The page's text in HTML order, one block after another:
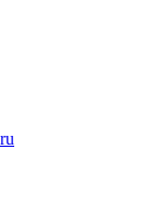
Wetlands
Wetlands
Dörfer)
Wetlands